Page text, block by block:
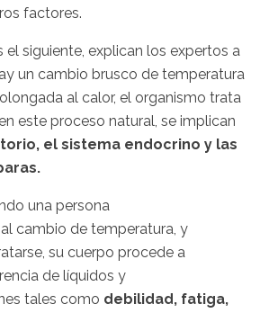
factores.
el siguiente, explican los expertos a
un cambio brusco de temperatura
al calor, el organismo trata
este proceso natural, se implican
el sistema endocrino y las
una persona
cambio de temperatura, y
su cuerpo procede a
de líquidos y
tales como debilidad, fatiga,